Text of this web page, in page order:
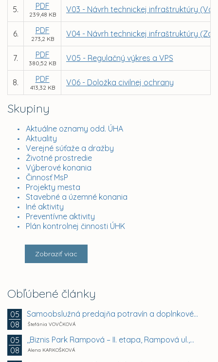
Skupiny
Aktuálne oznamy odd. ÚHA
Aktuality
Verejné súťaže a dražby
Životné prostredie
Výberové konania
Činnosť MsP
Projekty mesta
Stavebné a územné konania
Iné aktivity
Preventívne aktivity
Plán kontrolnej činnosti ÚHK
Zobraziť viac
Obľúbené články
05
08
Samoobslužná predajňa potravín a doplnkového tovaru
Štefánia VOVČKOVÁ
05
08
,,Biznis Park Rampová – II. etapa, Rampová ul.,...
Alena KARKOŠKOVÁ
5. PDF
239,48 KB
V03 - Návrh technickej infraštruktúry
6. PDF
273,2 KB
V04 - Návrh technickej infraštruktúry
7. PDF
380,52 KB
V05 - Regulačný výkres a VPS
8. PDF
413,32 KB
V06 - Doložka civilnej ochrany